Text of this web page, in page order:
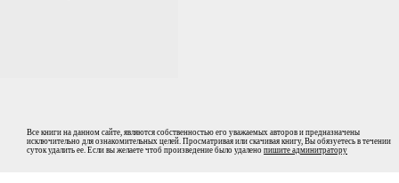
Все книги на данном сайте, являются собственностью его уважаемых авторов и предназначены
исключительно для ознакомительных целей. Просматривая или скачивая книгу, Вы обязуетесь в течении
суток удалить ее. Если вы желаете чтоб произведение было удалено пишите админитратору